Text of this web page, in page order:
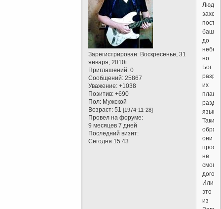
Зарегистрирован: Воскресенье, 31
января, 2010г.
Приглашений: 0
Сообщений: 25867
Уважение: +1038
Позитив: +690
Пол: Мужской
Возраст: 51[1974-11-28]
Провел на форуме:
9 месяцев 7 дней
Последний визит:
Сегодня 15:43
Люди
до
небес
но
Бог
их
планы
языки.
Таким
они
не
смогли
Или
это
из